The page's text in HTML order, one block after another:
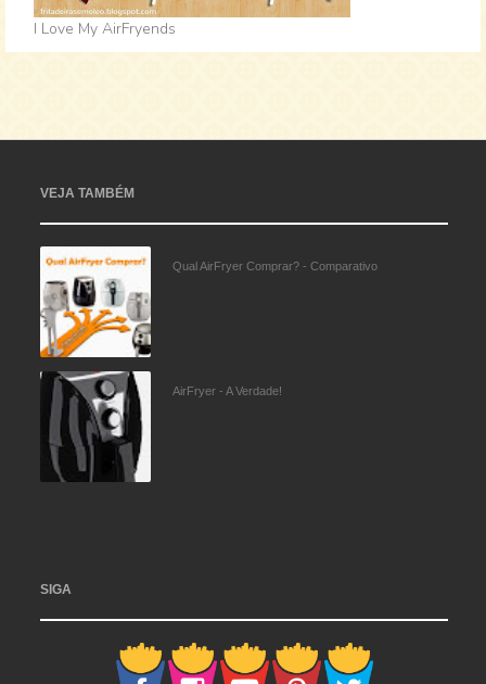
I Love My AirFryends
VEJA TAMBÉM
Qual AirFryer Comprar? - Comparativo
AirFryer - A Verdade!
SIGA